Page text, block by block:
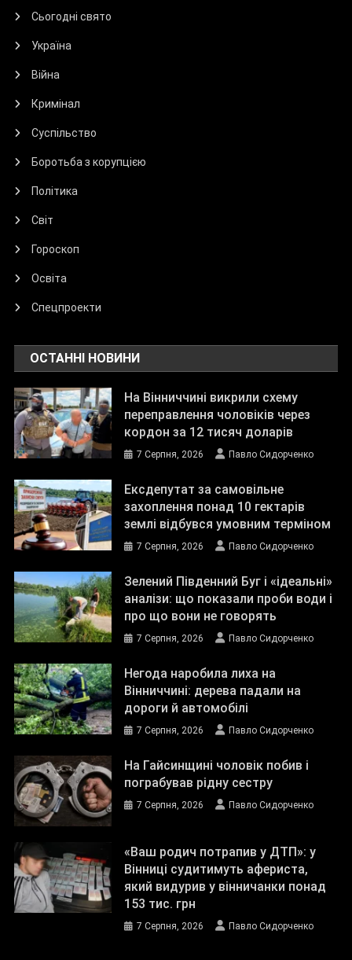
Сьогодні свято
Україна
Війна
Кримінал
Суспільство
Боротьба з корупцією
Політика
Світ
Гороскоп
Освіта
Спецпроекти
ОСТАННІ НОВИНИ
На Вінниччині викрили схему
переправлення чоловіків через
кордон за 12 тисяч доларів
7 Серпня, 2026 Павло Сидорченко
Ексдепутат за самовільне
захоплення понад 10 гектарів
землі відбувся умовним терміном
7 Серпня, 2026 Павло Сидорченко
Зелений Південний Буг і «ідеальні»
аналізи: що показали проби води і
про що вони не говорять
7 Серпня, 2026 Павло Сидорченко
Негода наробила лиха на
Вінниччині: дерева падали на
дороги й автомобілі
7 Серпня, 2026 Павло Сидорченко
На Гайсинщині чоловік побив і
пограбував рідну сестру
7 Серпня, 2026 Павло Сидорченко
«Ваш родич потрапив у ДТП»: у
Вінниці судитимуть афериста,
який видурив у вінничанки понад
153 тис. грн
7 Серпня, 2026 Павло Сидорченко